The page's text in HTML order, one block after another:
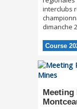
interclubs
dimanche
Course
Meeting